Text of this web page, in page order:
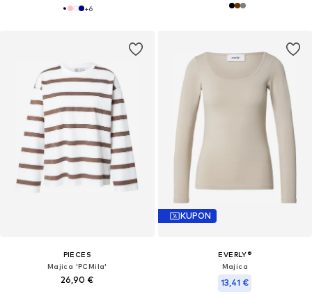
+6
PIECES
Majica 'PCMila'
26,90 €
KUPON
EVERLY®
Majica
13,41 €